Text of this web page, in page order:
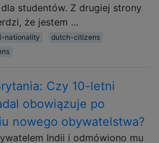
studentów. Z drugiej strony
że jestem …
nationality
dutch-citizens
Czy 10-letni
obowiązuje po
nowego obywatelstwa?
Indii i odmówiono mu